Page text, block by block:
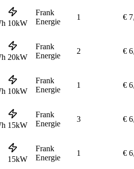
10kW
Frank
Energie
1 €
20kW
Frank
Energie
2 €
10kW
Frank
Energie
1 €
15kW
Frank
Energie
3 €
15kW
Frank
Energie
1 €